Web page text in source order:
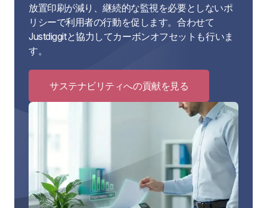
放置印刷が減り、継続的な監視を必要としないポ
リシーで利用者の行動を促します。合わせて
Justdiggitと協力してカーボンオフセットも行いま
す。
サステナビリティへの貢献を見る
to
サ
ス
テ
ナ
ビ
リ
テ